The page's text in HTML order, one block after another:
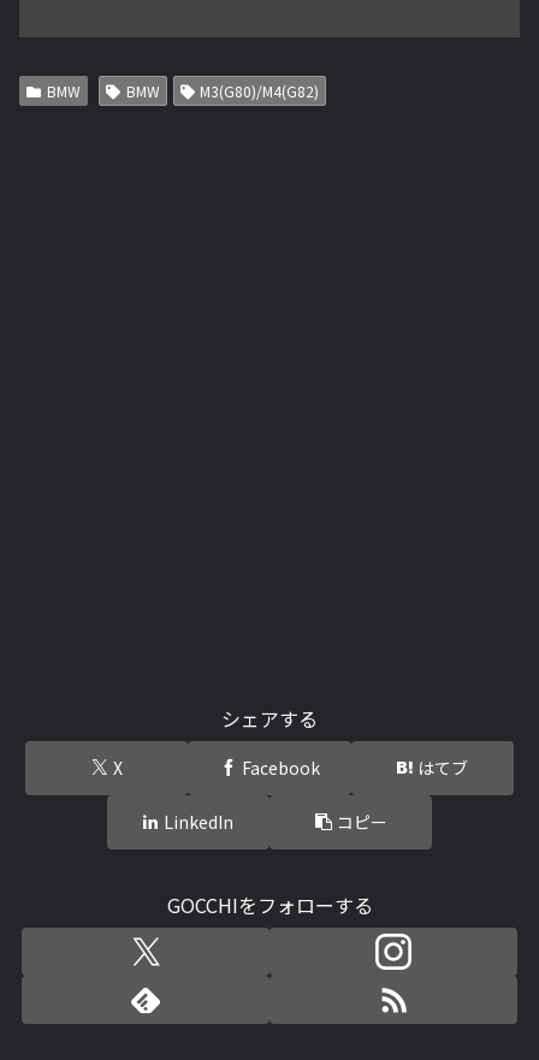
BMW BMW M3(G80)/M4(G82)
シェアする
X Facebook はてブ
LinkedIn コピー
GOCCHIをフォローする